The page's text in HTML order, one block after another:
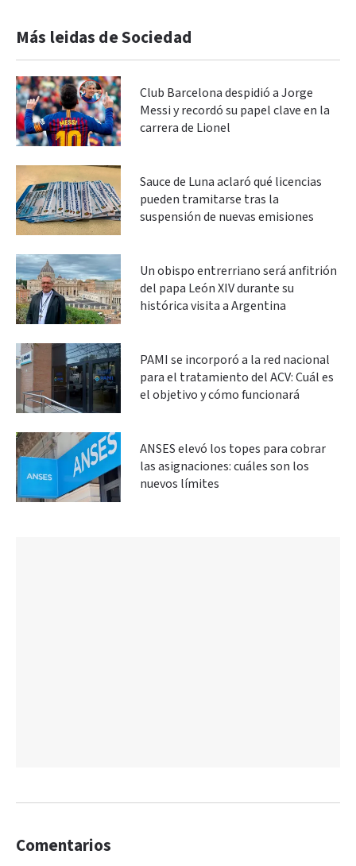
Más leidas de Sociedad
Club Barcelona despidió a Jorge
Messi y recordó su papel clave en la
carrera de Lionel
Sauce de Luna aclaró qué licencias
pueden tramitarse tras la
suspensión de nuevas emisiones
Un obispo entrerriano será anfitrión
del papa León XIV durante su
histórica visita a Argentina
PAMI se incorporó a la red nacional
para el tratamiento del ACV: Cuál es
el objetivo y cómo funcionará
ANSES elevó los topes para cobrar
las asignaciones: cuáles son los
nuevos límites
Comentarios